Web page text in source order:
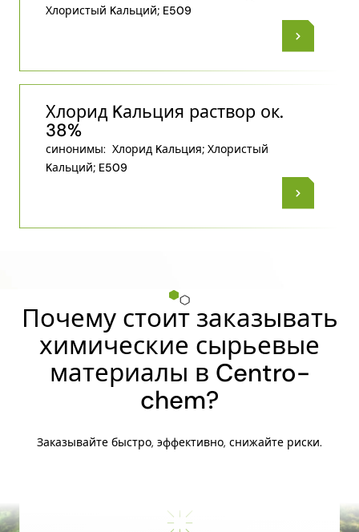
Хлористый Kальций; E509
Хлорид Kальция раствор ок.
38%
синонимы: Хлорид Kальция; Хлористый
Kальций; E509
Почему стоит заказывать
химические сырьевые
материалы в Centro-
chem?
Заказывайте быстро, эффективно, снижайте риски.